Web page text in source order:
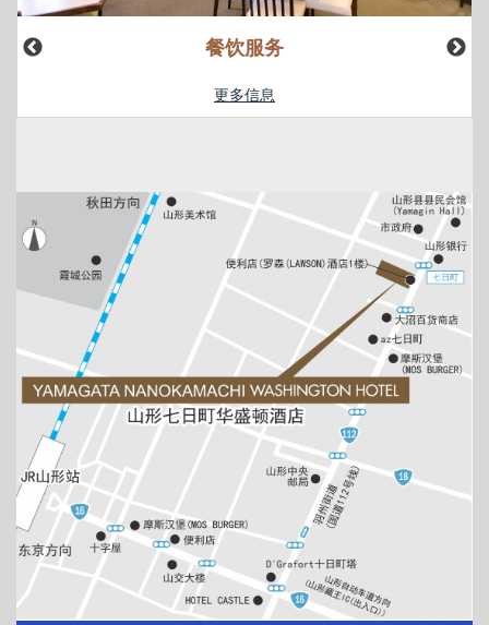
餐饮服务
更多信息